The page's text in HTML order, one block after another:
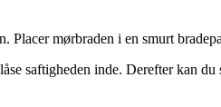
Placer mørbraden i en smurt
saftigheden inde. Derefter kan